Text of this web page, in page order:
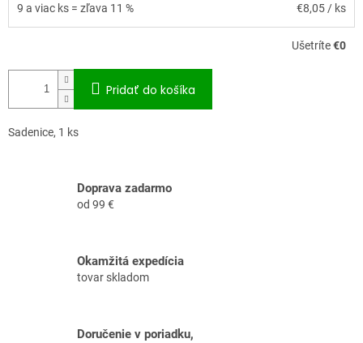
9 a viac ks = zľava 11 % €8,05 / ks
Ušetríte€0
Pridať do košíka
Sadenice, 1 ks
Doprava zadarmo
od 99 €
Okamžitá expedícia
tovar skladom
Doručenie v poriadku,